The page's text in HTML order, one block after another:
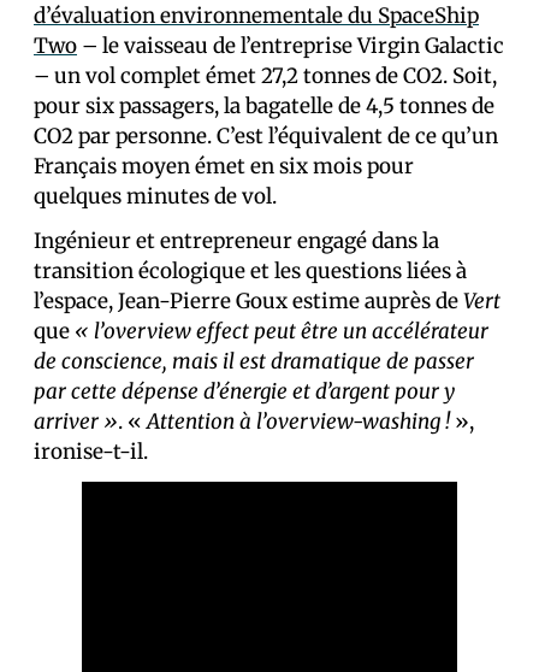
d’évaluation environnementale du SpaceShip
Two – le vaisseau de l’entreprise Virgin Galactic
– un vol complet émet 27,2 tonnes de CO2. Soit,
pour six passagers, la bagatelle de 4,5 tonnes de
CO2 par personne. C’est l’équivalent de ce qu’un
Français moyen émet en six mois pour
quelques minutes de vol.
Ingénieur et entrepreneur engagé dans la
transition écologique et les questions liées à
l’espace, Jean-Pierre Goux estime auprès deVert
que « l’overview effect peut être un accélérateur
de conscience, mais il est dramatique de passer
par cette dépense d’énergie et d’argent pour y
arriver ». «Attention à l’overview-washing !»,
ironise-t-il.